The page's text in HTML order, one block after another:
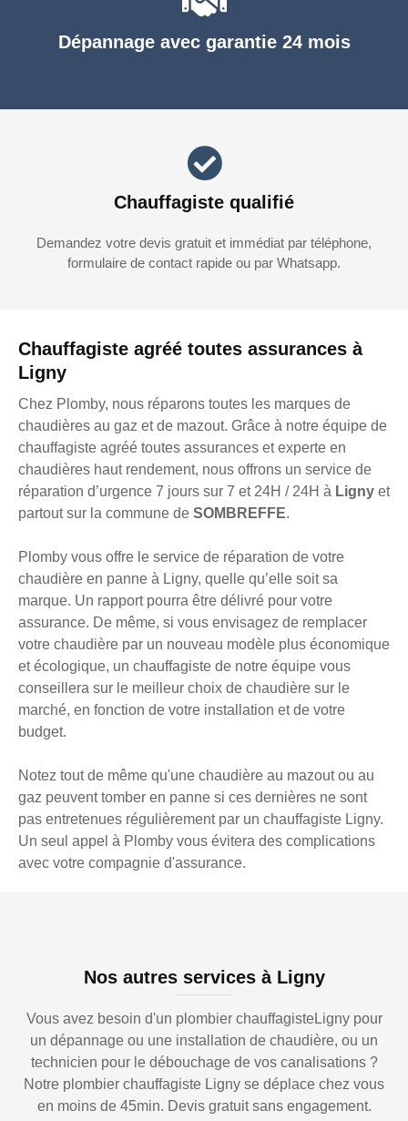
Chauffagiste agréé toutes assurances à
Ligny
Chez Plomby, nous réparons toutes les marques de
chaudières au gaz et de mazout. Grâce à notre équipe de
chauffagiste agréé toutes assurances et experte en
chaudières haut rendement, nous offrons un service de
réparation d’urgence 7 jours sur 7 et 24H / 24H à Ligny et
partout sur la commune de SOMBREFFE.
Plomby vous offre le service de réparation de votre
chaudière en panne à Ligny, quelle qu’elle soit sa
marque. Un rapport pourra être délivré pour votre
assurance. De même, si vous envisagez de remplacer
votre chaudière par un nouveau modèle plus économique
et écologique, un chauffagiste de notre équipe vous
conseillera sur le meilleur choix de chaudière sur le
marché, en fonction de votre installation et de votre
budget.
Notez tout de même qu'une chaudière au mazout ou au
gaz peuvent tomber en panne si ces dernières ne sont
pas entretenues régulièrement par un chauffagiste Ligny.
Un seul appel à Plomby vous évitera des complications
avec votre compagnie d'assurance.
Dépannage avec garantie 24 mois
Chauffagiste qualifié
Demandez votre devis gratuit et immédiat par téléphone,
formulaire de contact rapide ou par Whatsapp.
Nos autres services à Ligny
Vous avez besoin d'un plombier chauffagisteLigny pour
un dépannage ou une installation de chaudière, ou un
technicien pour le débouchage de vos canalisations ?
Notre plombier chauffagiste Ligny se déplace chez vous
en moins de 45min. Devis gratuit sans engagement.